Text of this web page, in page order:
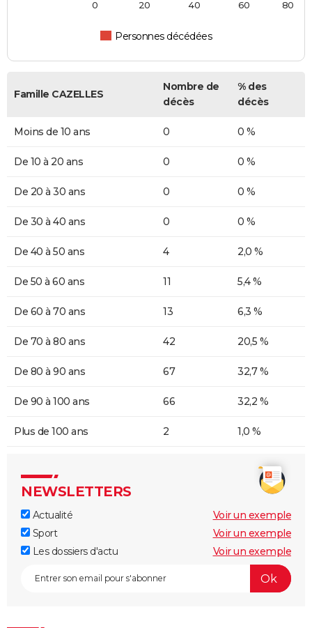
Personnes décédées
0 20 40 60 80
Famille CAZELLES
Nombre de
décès
% des
décès
Moins de 10 ans 0 0 %
De 10 à 20 ans 0 0 %
De 20 à 30 ans 0 0 %
De 30 à 40 ans 0 0 %
De 40 à 50 ans 4 2,0 %
De 50 à 60 ans 11 5,4 %
De 60 à 70 ans 13 6,3 %
De 70 à 80 ans 42 20,5 %
De 80 à 90 ans 67 32,7 %
De 90 à 100 ans 66 32,2 %
Plus de 100 ans 2 1,0 %
NEWSLETTERS
Actualité
Voir un exemple
Sport
Voir un exemple
Les dossiers d'actu
Voir un exemple